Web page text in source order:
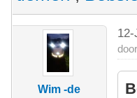
Wim -de